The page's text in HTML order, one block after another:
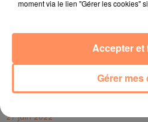
4 juillet 2022
Radio Star Live avec
27 juin 2022
Marseille : une
relation extras et...
27 juin 2022
moment via le lien "Gérer les cookies"
Gérer mes
Accepter et